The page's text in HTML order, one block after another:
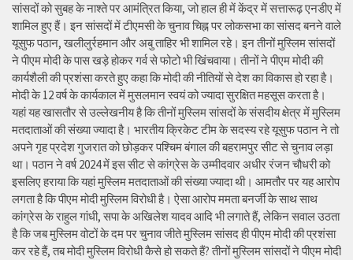
सांसदों को सुबह के नाश्ते पर आमंत्रित किया, जो हाल ही में केंद्र में सत्तारूढ़ एनडीए में
शामिल हुए हैं। इन सांसदों में टीएमसी के चुनाव चिह्न पर लोकसभा का सांसद बनने वाले
यूसुफ पठान, खलीलुर्रहमान और अबु ताहिर भी शामिल रहे। इन तीनों मुस्लिम सांसदों
ने पीएम मोदी के पास खड़े होकर गर्व से फोटो भी खिंचवाया। तीनों ने पीएम मोदी की
कार्यशैली की प्रशंसा करते हुए कहा कि मोदी की नीतियों से देश का विकास हो रहा है।
मोदी के 12 वर्ष के कार्यकाल में मुसलमान स्वयं को ज्यादा सुरक्षित महसूस करता है।
यहां यह खासतौर से उल्लेखनीय है कि तीनों मुस्लिम सांसदों के संसदीय क्षेत्र में मुस्लिम
मतदाताओं की संख्या ज्यादा है। भारतीय क्रिकेट टीम के सदस्य रहे यूसुफ पठान ने तो
अपने गृह प्रदेश गुजरात को छोड़कर पश्चिम बंगाल की बहरामपुर सीट से चुनाव लड़ा
था। पठान ने वर्ष 2024 में इस सीट से कांग्रेस के उम्मीदवार अधीर रंजन चौधरी को
इसलिए हराया कि यहां मुस्लिम मतदाताओं की संख्या ज्यादा थी। आमतौर पर यह आरोप
लगता है कि पीएम मोदी मुस्लिम विरोधी है। ऐसा आरोप ममता बनर्जी के साथ साथ
कांग्रेस के राहुल गांधी, सपा के अखिलेश यादव आदि भी लगाते हैं, लेकिन सवाल उठता
है कि जब मुस्लिम वोटों के दम पर चुनाव जीते मुस्लिम सांसद ही पीएम मोदी की प्रशंसा
कर रहे हैं, तब मोदी मुस्लिम विरोधी कैसे हो सकते हैं? तीनों मुस्लिम सांसदों ने पीएम मोदी